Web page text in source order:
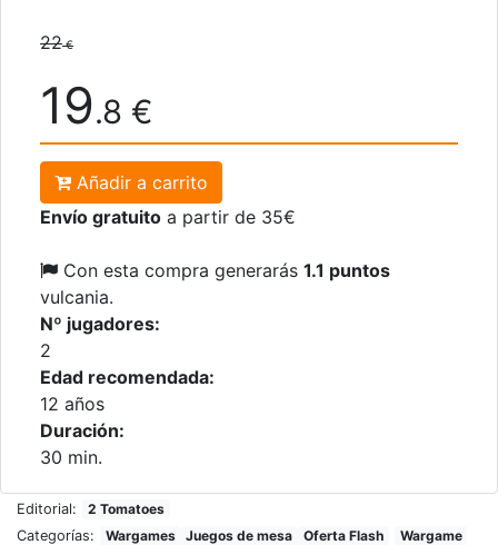
22€
19.8 €
Añadir a carrito
Envío gratuito a partir de 35€
Con esta compra generarás 1.1 puntos
vulcania.
Nº jugadores:
2
Edad recomendada:
12 años
Duración:
30 min.
Editorial:
2 Tomatoes
Categorías:
Wargames Juegos de mesa Oferta Flash Wargame